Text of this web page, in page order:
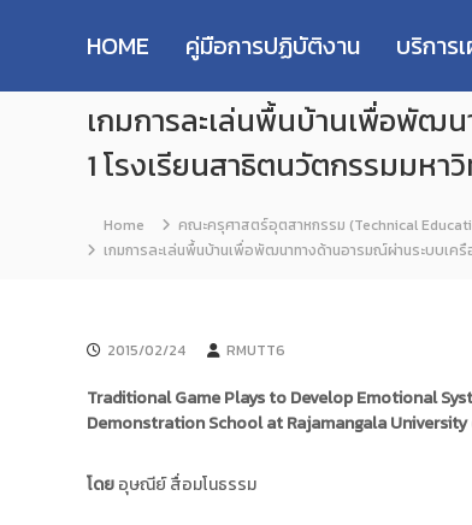
p
M
T
T
R
e
s
e
h
R
e
o
ห
วิ
ท
ย
า
ย
น
ล
ยี
ช
HOME คู่มือการปฏิบัติงาน บริการ
เกมการละเล่นพื้นบ้านเพื่อพัฒ
1 โรงเรียนสาธิตนวัตกรรมมห
Home
คณะครุศาสตร์อุตสาหกรรม (Technical
เกมการละเล่นพื้นบ้านเพื่อพัฒนาทางด้านอารมณ์ผ่านระบบเค
2015/02/24 RMUTT6
Traditional Game Plays to Develop Emotional
Demonstration School at Rajamangala
โดยอุษณีย์ สื่อมโนธรรม